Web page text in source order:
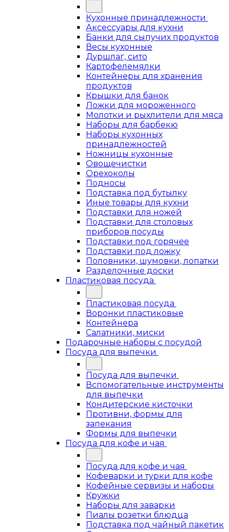
Кухонные принадлежности
Аксессуары для кухни
Банки для сыпучих продуктов
Весы кухонные
Дуршлаг, сито
Картофелемялки
Контейнеры для хранения
продуктов
Крышки для банок
Ложки для мороженного
Молотки и рыхлители для мяса
Наборы для барбекю
Наборы кухонных
принадлежностей
Ножницы кухонные
Овощечистки
Орехоколы
Подносы
Подставка под бутылку
Иные товары для кухни
Подставки для ножей
Подставки для столовых
приборов посуды
Подставки под горячее
Подставки под ложку
Половники, шумовки, лопатки
Разделочные доски
Пластиковая посуда
Пластиковая посуда
Воронки пластиковые
Контейнера
Салатники, миски
Подарочные наборы с посудой
Посуда для выпечки
Посуда для выпечки
Вспомогательные инструменты
для выпечки
Кондитерские кисточки
Противни, формы для
запекания
Формы для выпечки
Посуда для кофе и чая
Посуда для кофе и чая
Кофеварки и турки для кофе
Кофейные сервизы и наборы
Кружки
Наборы для заварки
Пиалы розетки блюдца
Подставка под чайный пакетик